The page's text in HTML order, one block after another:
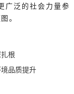
广泛的社会力量参
。
根
品质提升